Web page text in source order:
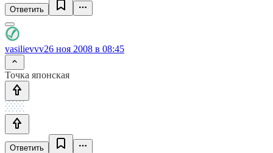
Ответить
vasilievvv26 ноя 2008 в 08:45
Точка японская
Ответить